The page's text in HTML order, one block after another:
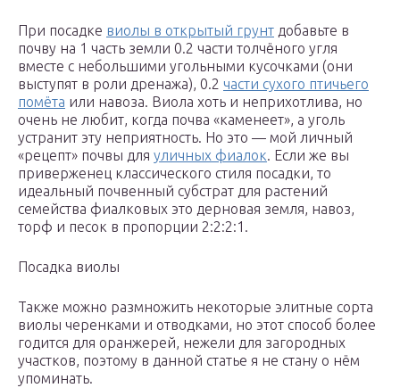
При посадке виолы в открытый грунт добавьте в
почву на 1 часть земли 0.2 части толчёного угля
вместе с небольшими угольными кусочками (они
выступят в роли дренажа), 0.2 части сухого птичьего
помёта или навоза. Виола хоть и неприхотлива, но
очень не любит, когда почва «каменеет», а уголь
устранит эту неприятность. Но это — мой личный
«рецепт» почвы для уличных фиалок. Если же вы
приверженец классического стиля посадки, то
идеальный почвенный субстрат для растений
семейства фиалковых это дерновая земля, навоз,
торф и песок в пропорции 2:2:2:1.
Посадка виолы
Также можно размножить некоторые элитные сорта
виолы черенками и отводками, но этот способ более
годится для оранжерей, нежели для загородных
участков, поэтому в данной статье я не стану о нём
упоминать.